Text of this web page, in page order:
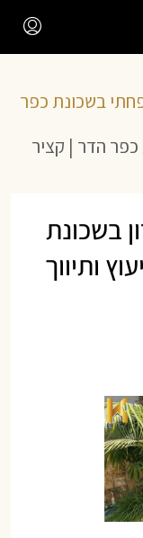
בשכונת כפר
הדר | קציר
בשכונת
ותיווך